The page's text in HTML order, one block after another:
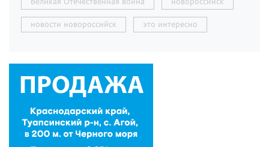
обходили стороной, даже брезговали подойти. Так
мама нас спасла.
В 1944 году нас освободили советские войска. Еще
три месяца мы пешком добирались до
Новороссийска. От города остались руины. Но в
нашем доме уцелел подвал – этаж под цоколем,
без окон.